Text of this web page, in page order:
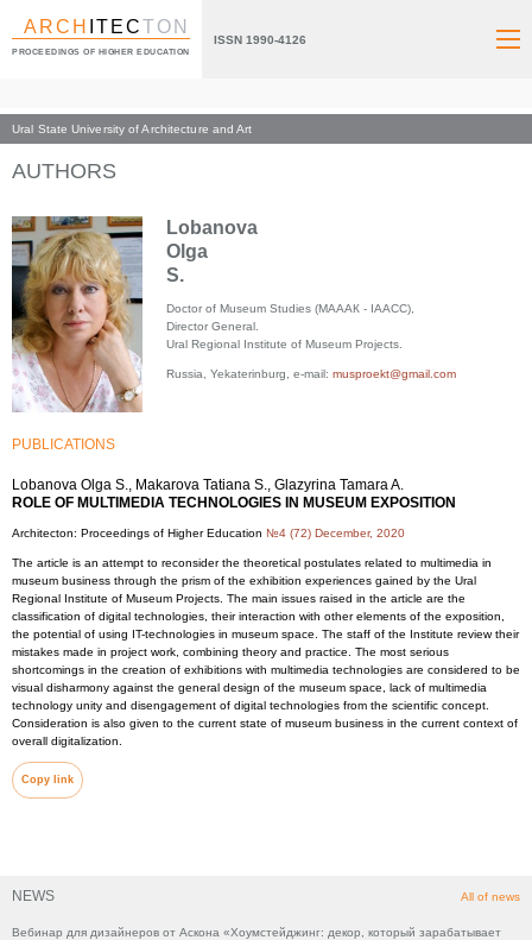
ARCH ITECTON
PROCEEDINGS OF HIGHER EDUCATION
ISSN 1990-4126
Ural State University of Architecture and Art
NEWS All of news
Вебинар для дизайнеров от Аскона «Хоумстейджинг: декор, который зарабатывает
Index page
AUTHORS
Lobanova
Olga
S.
Doctor of Museum Studies (МАААК - IAACC),
Director General.
Ural Regional Institute of Museum Projects.
Russia, Yekaterinburg, e-mail: musproekt@gmail.com
PUBLICATIONS
Lobanova Olga S., Makarova Tatiana S., Glazyrina Tamara A.
ROLE OF MULTIMEDIA TECHNOLOGIES IN MUSEUM EXPOSITION
Architecton: Proceedings of Higher Education №4 (72) December, 2020
The article is an attempt to reconsider the theoretical postulates related to multimedia in
museum business through the prism of the exhibition experiences gained by the Ural
Regional Institute of Museum Projects. The main issues raised in the article are the
classification of digital technologies, their interaction with other elements of the exposition,
the potential of using IT-technologies in museum space. The staff of the Institute review their
mistakes made in project work, combining theory and practice. The most serious
shortcomings in the creation of exhibitions with multimedia technologies are considered to be
visual disharmony against the general design of the museum space, lack of multimedia
technology unity and disengagement of digital technologies from the scientific concept.
Consideration is also given to the current state of museum business in the current context of
overall digitalization.
Copy link